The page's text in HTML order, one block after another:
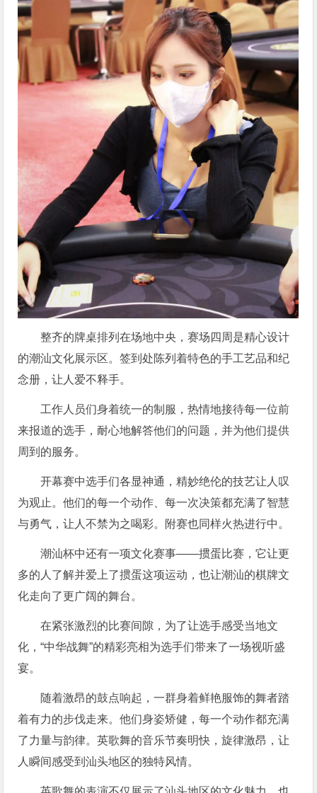
整齐的牌桌排列在场地中央，赛场四周是精心设计
的潮汕文化展示区。签到处陈列着特色的手工艺品和纪
念册，让人爱不释手。
工作人员们身着统一的制服，热情地接待每一位前
来报道的选手，耐心地解答他们的问题，并为他们提供
周到的服务。
开幕赛中选手们各显神通，精妙绝伦的技艺让人叹
为观止。他们的每一个动作、每一次决策都充满了智慧
与勇气，让人不禁为之喝彩。附赛也同样火热进行中。
潮汕杯中还有一项文化赛事——掼蛋比赛，它让更
多的人了解并爱上了掼蛋这项运动，也让潮汕的棋牌文
化走向了更广阔的舞台。
在紧张激烈的比赛间隙，为了让选手感受当地文
化，“中华战舞”的精彩亮相为选手们带来了一场视听盛
宴。
随着激昂的鼓点响起，一群身着鲜艳服饰的舞者踏
着有力的步伐走来。他们身姿矫健，每一个动作都充满
了力量与韵律。英歌舞的音乐节奏明快，旋律激昂，让
人瞬间感受到汕头地区的独特风情。